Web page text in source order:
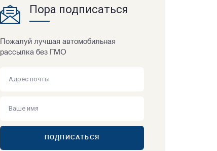
Пора подписаться
Пожалуй лучшая автомобильная
рассылка без ГМО
ПОДПИСАТЬСЯ